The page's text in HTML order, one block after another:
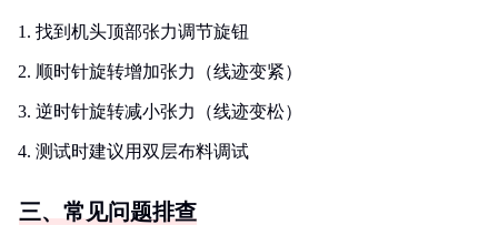
找到机头顶部张力调节旋钮
顺时针旋转增加张力（线迹变紧）
逆时针旋转减小张力（线迹变松）
测试时建议用双层布料调试
三、常见问题排查